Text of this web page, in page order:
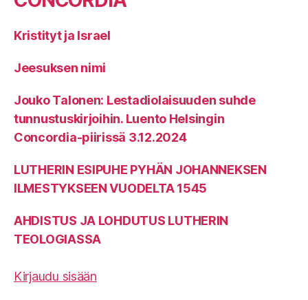
Kristityt ja Israel
Jeesuksen nimi
Jouko Talonen: Lestadiolaisuuden suhde
tunnustuskirjoihin. Luento Helsingin
Concordia-piirissä 3.12.2024
LUTHERIN ESIPUHE PYHÄN JOHANNEKSEN
ILMESTYKSEEN VUODELTA 1545
AHDISTUS JA LOHDUTUS LUTHERIN
TEOLOGIASSA
Kirjaudu sisään